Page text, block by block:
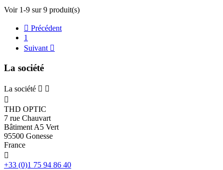
Voir 1-9 sur 9 produit(s)
 Précédent
1
Suivant 
La société
La société  

THD OPTIC
7 rue Chauvart
Bâtiment A5 Vert
95500 Gonesse
France

+33 (0)1 75 94 86 40